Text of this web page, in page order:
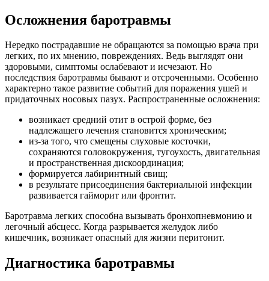
Осложнения баротравмы
Нередко пострадавшие не обращаются за помощью врача при
легких, по их мнению, повреждениях. Ведь выглядят они
здоровыми, симптомы ослабевают и исчезают. Но
последствия баротравмы бывают и отсроченными. Особенно
характерно такое развитие событий для поражения ушей и
придаточных носовых пазух. Распространенные осложнения:
возникает средний отит в острой форме, без
надлежащего лечения становится хроническим;
из-за того, что смещены слуховые косточки,
сохраняются головокружения, тугоухость, двигательная
и пространственная дискоординация;
формируется лабиринтный свищ;
в результате присоединения бактериальной инфекции
развивается гайморит или фронтит.
Баротравма легких способна вызывать бронхопневмонию и
легочный абсцесс. Когда разрывается желудок либо
кишечник, возникает опасный для жизни перитонит.
Диагностика баротравмы